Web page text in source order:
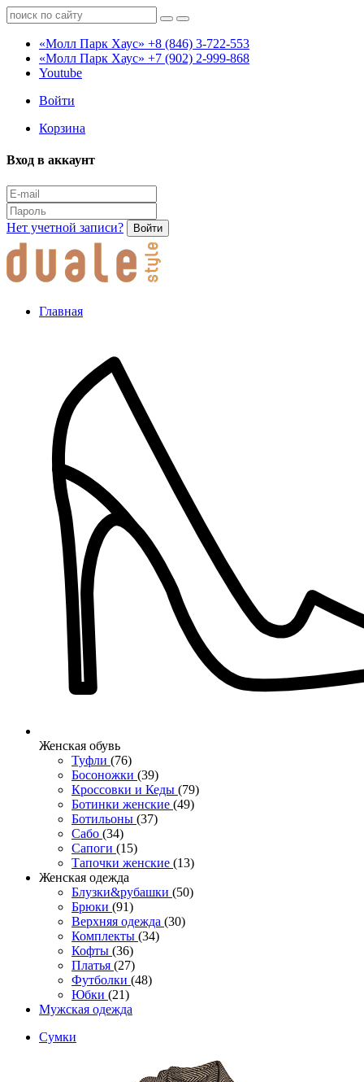
«Молл Парк Хаус» +8 (846) 3-722-553
«Молл Парк Хаус» +7 (902) 2-999-868
Youtube
Войти
Корзина
Вход в аккаунт
Нет учетной записи? Войти
Главная
Женcкая обувь
Туфли (76)
Босоножки (39)
Кроссовки и Кеды (79)
Ботинки женские (49)
Ботильоны (37)
Сабо (34)
Сапоги (15)
Тапочки женские (13)
Женская одежда
Блузки&рубашки (50)
Брюки (91)
Верхняя одежда (30)
Комплекты (34)
Кофты (36)
Платья (27)
Футболки (48)
Юбки (21)
Мужская одежда
Сумки